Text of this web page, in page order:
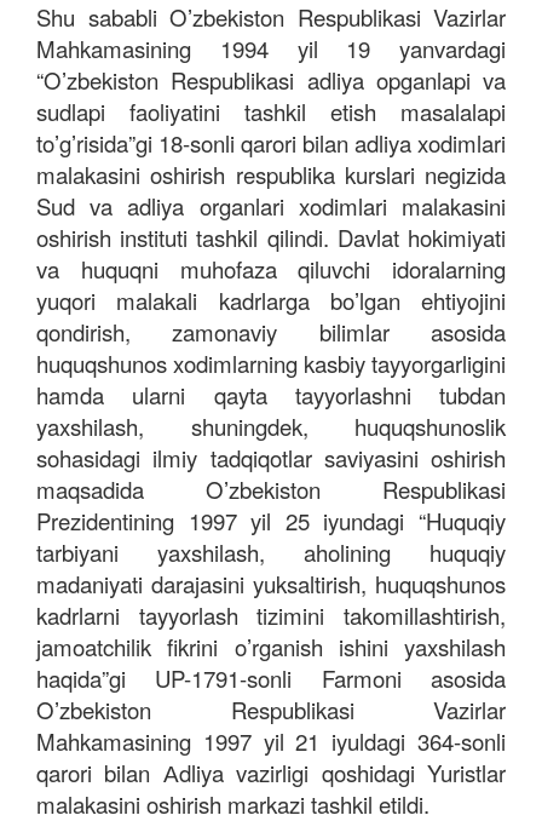
Shu sababli Oʼzbekiston Respublikasi Vazirlar
Mahkamasining 1994 yil 19 yanvardagi
“Oʼzbekiston Respublikasi adliya opganlapi va
sudlapi faoliyatini tashkil etish masalalapi
toʼgʼrisida”gi 18-sonli qarori bilan adliya xodimlari
malakasini oshirish respublika kurslari negizida
Sud va adliya organlari xodimlari malakasini
oshirish instituti tashkil qilindi. Davlat hokimiyati
va huquqni muhofaza qiluvchi idoralarning
yuqori malakali kadrlarga boʼlgan ehtiyojini
qondirish, zamonaviy bilimlar asosida
huquqshunos xodimlarning kasbiy tayyorgarligini
hamda ularni qayta tayyorlashni tubdan
yaxshilash, shuningdek, huquqshunoslik
sohasidagi ilmiy tadqiqotlar saviyasini oshirish
maqsadida Oʼzbekiston Respublikasi
Prezidentining 1997 yil 25 iyundagi “Huquqiy
tarbiyani yaxshilash, aholining huquqiy
madaniyati darajasini yuksaltirish, huquqshunos
kadrlarni tayyorlash tizimini takomillashtirish,
jamoatchilik fikrini oʼrganish ishini yaxshilash
haqida”gi UP-1791-sonli Farmoni asosida
Oʼzbekiston Respublikasi Vazirlar
Mahkamasining 1997 yil 21 iyuldagi 364-sonli
qarori bilan Аdliya vazirligi qoshidagi Yuristlar
malakasini oshirish markazi tashkil etildi.